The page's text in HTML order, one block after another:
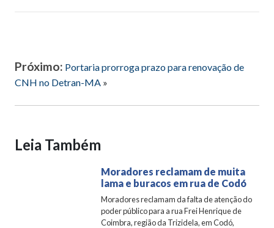
Próximo: Portaria prorroga prazo para renovação de
CNH no Detran-MA »
Leia Também
Moradores reclamam de muita
lama e buracos em rua de Codó
Moradores reclamam da falta de atenção do
poder público para a rua Frei Henrique de
Coimbra, região da Trizidela, em Codó,